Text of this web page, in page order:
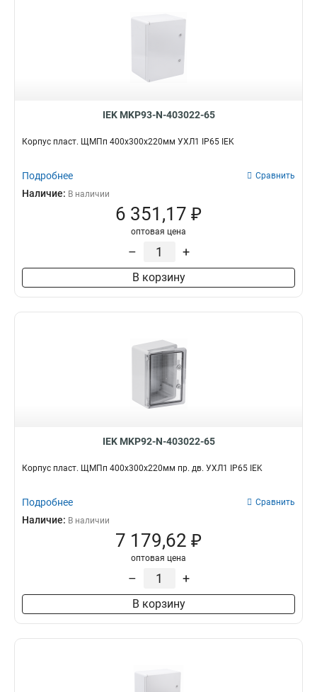
IEK MKP93-N-403022-65
Корпус пласт. ЩМПп 400х300х220мм УХЛ1 IP65 IEK
Подробнее Сравнить
Наличие: В наличии
6 351,17 ₽
оптовая цена
– +
В корзину
IEK MKP92-N-403022-65
Корпус пласт. ЩМПп 400х300х220мм пр. дв. УХЛ1 IP65 IEK
Подробнее Сравнить
Наличие: В наличии
7 179,62 ₽
оптовая цена
– +
В корзину